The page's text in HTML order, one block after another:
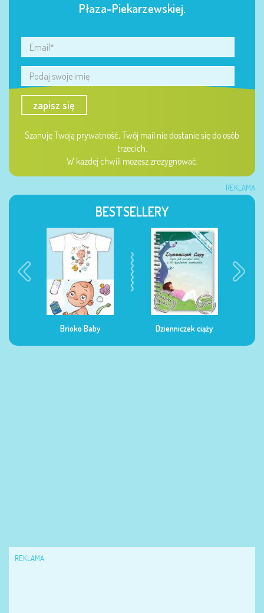
Płaza-Piekarzewskiej.
zapisz się
Szanuję Twoją prywatność, Twój mail nie dostanie się do osób
trzecich.
W każdej chwili możesz zrezygnować.
REKLAMA
BESTSELLERY
Brioko Baby Dzienniczek ciąży
REKLAMA